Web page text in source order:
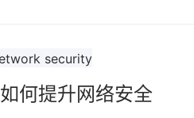
何提升网络安全